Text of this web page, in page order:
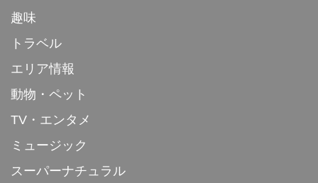
趣味
トラベル
エリア情報
動物・ペット
TV・エンタメ
ミュージック
スーパーナチュラル